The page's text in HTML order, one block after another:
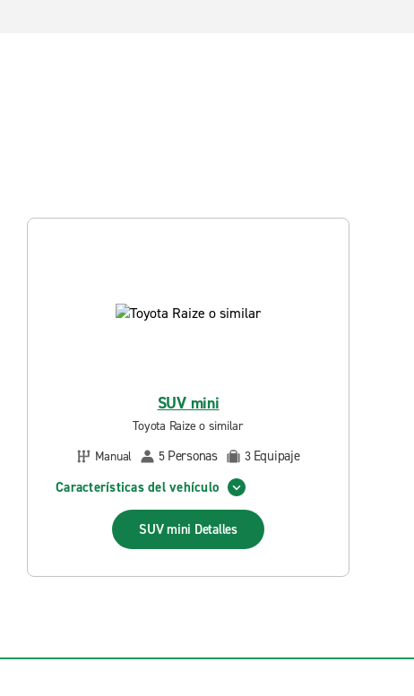
SUV mini
Toyota Raize o similar
Manual
5 Personas 3 Equipaje
Características del vehículo
SUV mini Detalles